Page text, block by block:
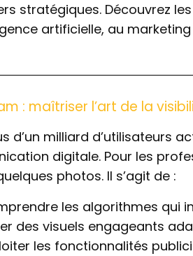
stratégiques. Découvrez
artificielle, au
: maîtriser l’art de la
d’un milliard d’utilisateurs
digitale. Pour les
photos. Il s’agit de :
les algorithmes qui
des visuels engageants
les fonctionnalités